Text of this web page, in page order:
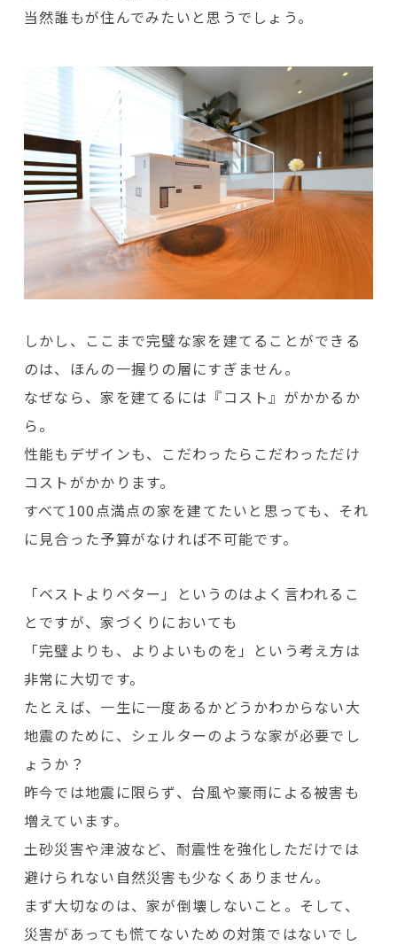
当然誰もが住んでみたいと思うでしょう。
しかし、ここまで完璧な家を建てることができる
のは、ほんの一握りの層にすぎません。
なぜなら、家を建てるには『コスト』がかかるか
ら。
性能もデザインも、こだわったらこだわっただけ
コストがかかります。
すべて100点満点の家を建てたいと思っても、それ
に見合った予算がなければ不可能です。
「ベストよりベター」というのはよく言われるこ
とですが、家づくりにおいても
「完璧よりも、よりよいものを」という考え方は
非常に大切です。
たとえば、一生に一度あるかどうかわからない大
地震のために、シェルターのような家が必要でし
ょうか？
昨今では地震に限らず、台風や豪雨による被害も
増えています。
土砂災害や津波など、耐震性を強化しただけでは
避けられない自然災害も少なくありません。
まず大切なのは、家が倒壊しないこと。そして、
災害があっても慌てないための対策ではないでし